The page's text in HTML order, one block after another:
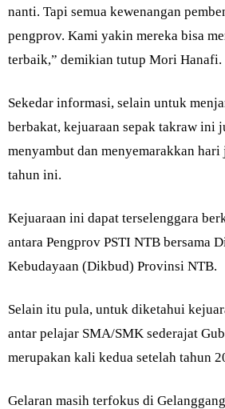
nanti. Tapi semua kewenangan
pengprov. Kami yakin mereka bisa
terbaik,” demikian tutup Mori Hanafi.
Sekedar informasi, selain untuk
berbakat, kejuaraan sepak takraw ini
menyambut dan menyemarakkan
tahun ini.
Kejuaraan ini dapat terselenggara
antara Pengprov PSTI NTB bersama
Kebudayaan (Dikbud) Provinsi NTB.
Selain itu pula, untuk diketahui
antar pelajar SMA/SMK sederajat
merupakan kali kedua setelah tahun
Gelaran masih terfokus di